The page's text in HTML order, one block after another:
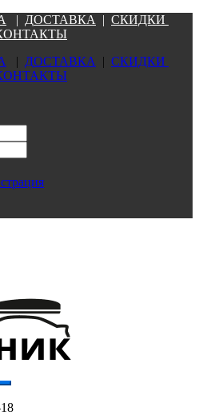
| ДОСТАВКА | СКИДКИ
| ДОСТАВКА | СКИДКИ